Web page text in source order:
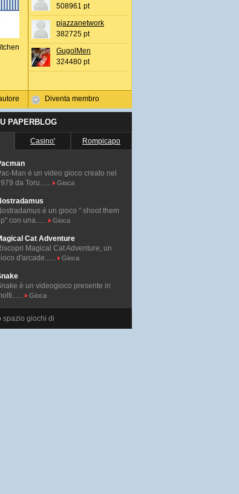
508961 pt
pjazzanetwork
382725 pt
GugolMen
324480 pt
Diventa membro
PAPERBLOG
Casino' Rompicapo
Man é un video gioco creato nel
da Toru......
Gioca
è un gioco " shoot them
con una......
Gioca
Cat Adventure
Magical Cat Adventure, un
d'arcade......
Gioca
è un videogioco presente in
Gioca
spazio giochi di